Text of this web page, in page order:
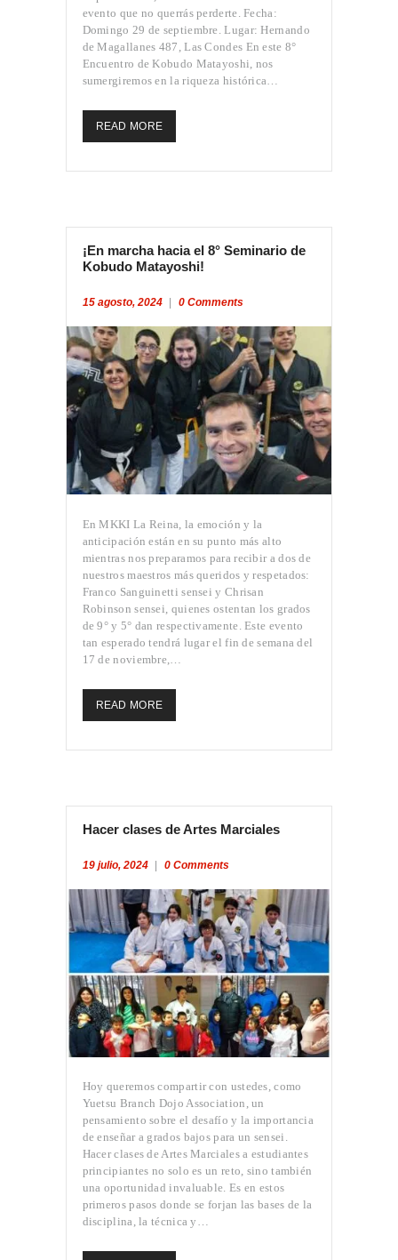
PROFESORES
OGKK YUETSU
ASSOCIATION
CONTACTO
evento que no querrás perderte. Fecha:
Domingo 29 de septiembre. Lugar: Hernando
de Magallanes 487, Las Condes En este 8°
Encuentro de Kobudo Matayoshi, nos
sumergiremos en la riqueza histórica…
READ MORE
¡En marcha hacia el 8° Seminario de
Kobudo Matayoshi!
15 agosto, 2024 0 Comments
En MKKI La Reina, la emoción y la
anticipación están en su punto más alto
mientras nos preparamos para recibir a dos de
nuestros maestros más queridos y respetados:
Franco Sanguinetti sensei y Chrisan
Robinson sensei, quienes ostentan los grados
de 9° y 5° dan respectivamente. Este evento
tan esperado tendrá lugar el fin de semana del
17 de noviembre,…
READ MORE
Hacer clases de Artes Marciales
19 julio, 2024 0 Comments
Hoy queremos compartir con ustedes, como
Yuetsu Branch Dojo Association, un
pensamiento sobre el desafío y la importancia
de enseñar a grados bajos para un sensei.
Hacer clases de Artes Marciales a estudiantes
principiantes no solo es un reto, sino también
una oportunidad invaluable. Es en estos
primeros pasos donde se forjan las bases de la
disciplina, la técnica y…